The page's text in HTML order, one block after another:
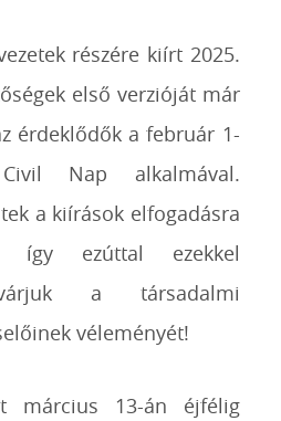
részére kiírt 2025.
első verzióját már
érdeklődők a február 1-
Nap alkalmával.
a kiírások elfogadásra
így ezúttal ezekkel
a társadalmi
véleményét!
március 13-án éjfélig